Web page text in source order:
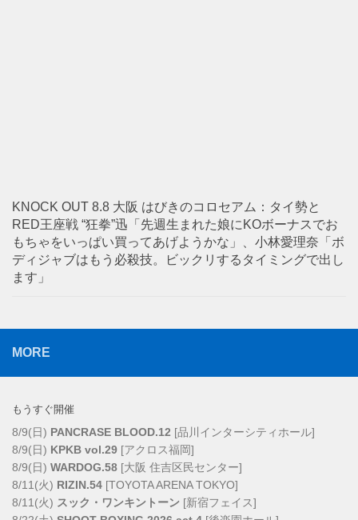
KNOCK OUT 8.8 大阪 はびきのコロセアム：タイ勢と
RED王座戦 “狂拳”迅「先週生まれた娘にKOボーナスでお
もちゃをいっぱい買ってあげようかな」、小林愛理奈「ボ
ディジャブはもう必殺技。ビックリするタイミングで出し
ます」
MORE
もうすぐ開催
8/9(日) PANCRASE BLOOD.12 [品川インターシティホール]
8/9(日) KPKB vol.29 [アクロス福岡]
8/9(日) WARDOG.58 [大阪 住吉区民センター]
8/11(火) RIZIN.54 [TOYOTA ARENA TOKYO]
8/11(火) スック・ワンキントーン [新宿フェイス]